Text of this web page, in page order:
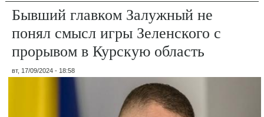
Бывший главком Залужный не
понял смысл игры Зеленского с
прорывом в Курскую область
вт, 17/09/2024 - 18:58